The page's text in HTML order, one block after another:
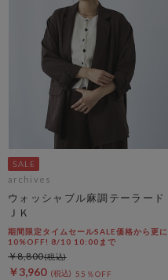
archives
ウォッシャブル麻調テーラード
ＪＫ
期間限定タイムセールSALE価格から更に
10%OFF! 8/10 10:00まで
￥3,960 55％OFF
￥8,800